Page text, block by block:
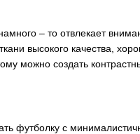
– то отвлекает
высокого качества,
можно создать
футболку с